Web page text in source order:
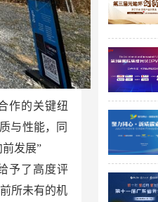
作的关键纽
与性能，同
发展”
予了高度评
所未有的机